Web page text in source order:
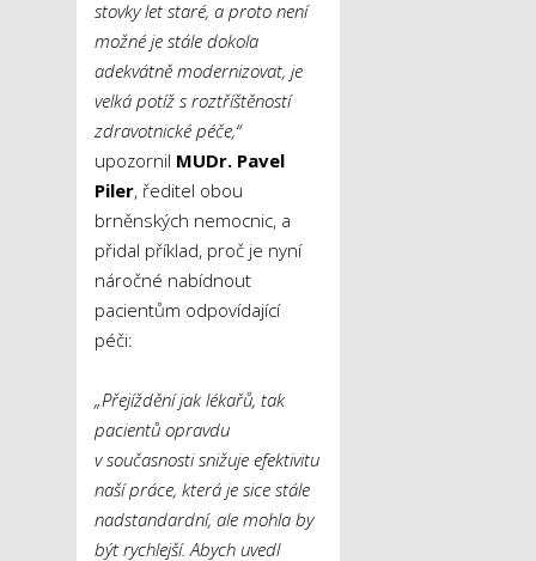
stovky let staré, a proto není
možné je stále dokola
adekvátně modernizovat, je
velká potíž s roztříštěností
zdravotnické péče,“
upozornil MUDr. Pavel
Piler, ředitel obou
brněnských nemocnic, a
přidal příklad, proč je nyní
náročné nabídnout
pacientům odpovídající
péči:
„Přejíždění jak lékařů, tak
pacientů opravdu
v současnosti snižuje efektivitu
naší práce, která je sice stále
nadstandardní, ale mohla by
být rychlejší. Abych uvedl